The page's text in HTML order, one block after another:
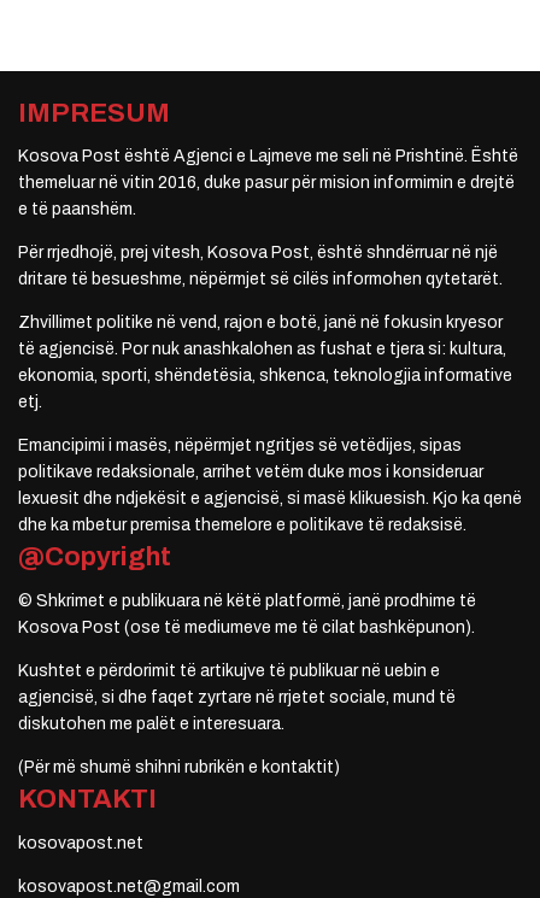
IMPRESUM
Kosova Post është Agjenci e Lajmeve me seli në Prishtinë. Është
themeluar në vitin 2016, duke pasur për mision informimin e drejtë
e të paanshëm.
Për rrjedhojë, prej vitesh, Kosova Post, është shndërruar në një
dritare të besueshme, nëpërmjet së cilës informohen qytetarët.
Zhvillimet politike në vend, rajon e botë, janë në fokusin kryesor
të agjencisë. Por nuk anashkalohen as fushat e tjera si: kultura,
ekonomia, sporti, shëndetësia, shkenca, teknologjia informative
etj.
Emancipimi i masës, nëpërmjet ngritjes së vetëdijes, sipas
politikave redaksionale, arrihet vetëm duke mos i konsideruar
lexuesit dhe ndjekësit e agjencisë, si masë klikuesish. Kjo ka qenë
dhe ka mbetur premisa themelore e politikave të redaksisë.
@Copyright
© Shkrimet e publikuara në këtë platformë, janë prodhime të
Kosova Post (ose të mediumeve me të cilat bashkëpunon).
Kushtet e përdorimit të artikujve të publikuar në uebin e
agjencisë, si dhe faqet zyrtare në rrjetet sociale, mund të
diskutohen me palët e interesuara.
(Për më shumë shihni rubrikën e kontaktit)
KONTAKTI
kosovapost.net
kosovapost.net@gmail.com